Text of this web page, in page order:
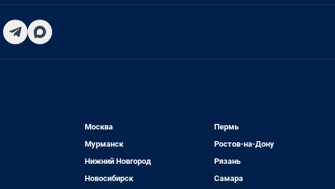
Москва
Мурманск
Нижний Новгород
Новосибирск
Пермь
Ростов-на-Дону
Рязань
Самара